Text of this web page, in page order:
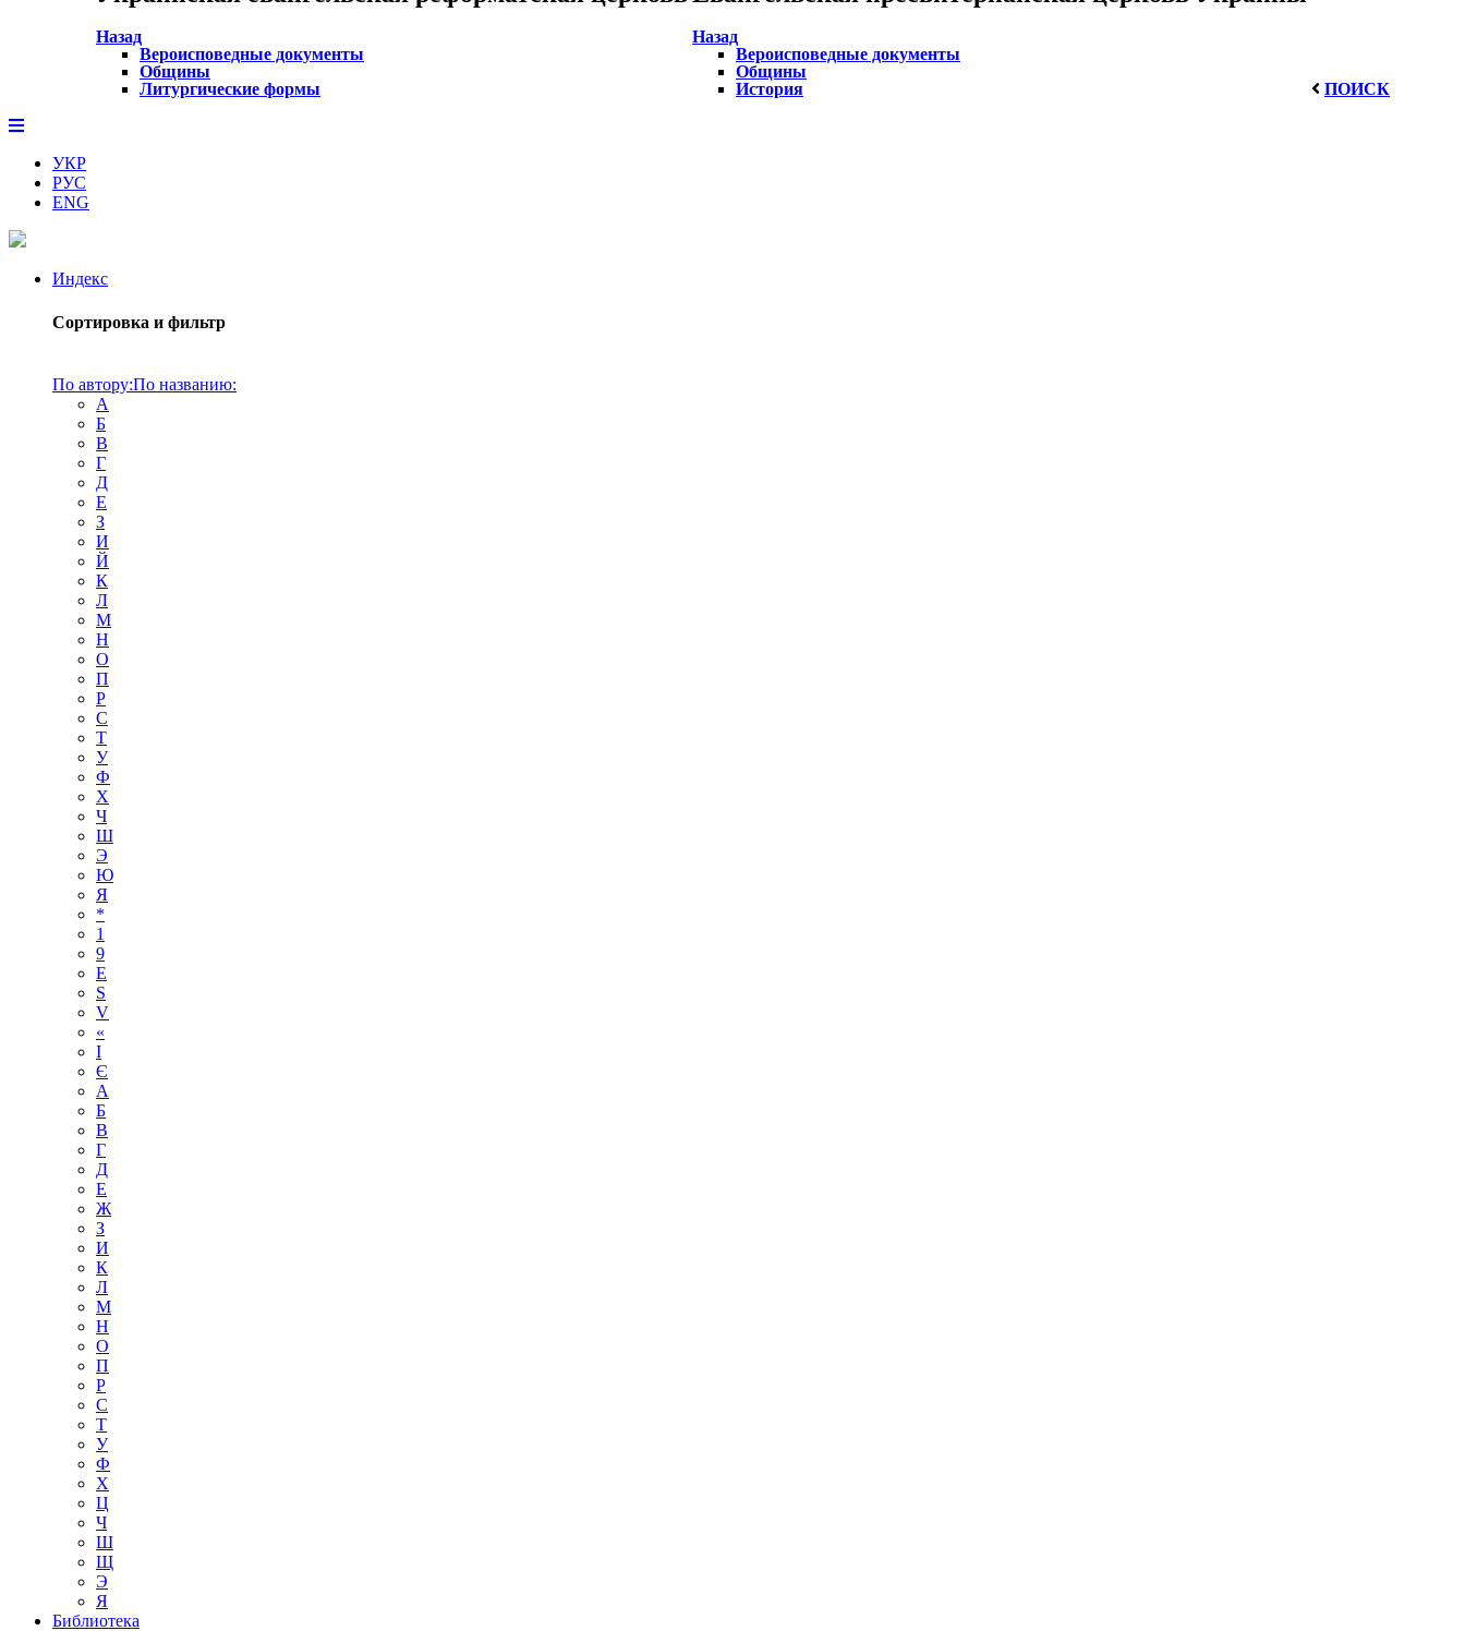
Назад
Вероисповедные документы
Общины
Литургические формы
Назад
Вероисповедные документы
Общины
История
ПОИСК
УКР
РУС
ENG
Индекс
Сортировка и фильтр
По автору:По названию:
А
Б
В
Г
Д
Е
З
И
Й
К
Л
М
Н
О
П
Р
С
Т
У
Ф
Х
Ч
Ш
Э
Ю
Я
*
1
9
E
S
V
«
І
Є
А
Б
В
Г
Д
Е
Ж
З
И
К
Л
М
Н
О
П
Р
С
Т
У
Ф
Х
Ц
Ч
Ш
Щ
Э
Я
Библиотека